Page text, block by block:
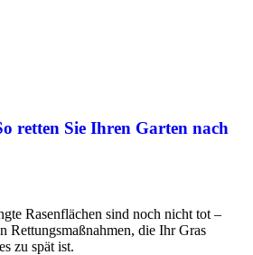
retten Sie Ihren Garten nach
Rasenflächen sind noch nicht tot –
Rettungsmaßnahmen, die Ihr Gras
zu spät ist.